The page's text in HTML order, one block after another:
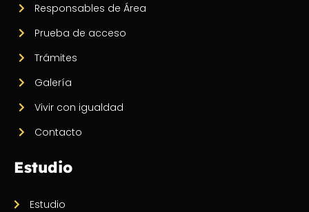
Responsables de Área
Prueba de acceso
Trámites
Galería
Vivir con igualdad
Contacto
Estudio
Estudio